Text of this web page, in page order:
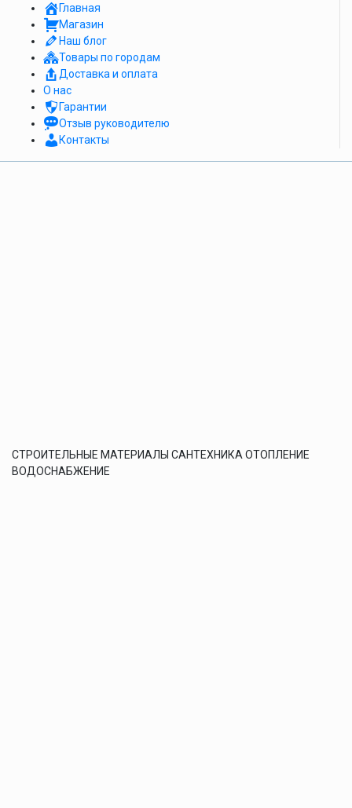
Главная
Магазин
Наш блог
Товары по городам
Доставка и оплата
О нас
Гарантии
Отзыв руководителю
Контакты
СТРОИТЕЛЬНЫЕ МАТЕРИАЛЫ САНТЕХНИКА ОТОПЛЕНИЕ
ВОДОСНАБЖЕНИЕ